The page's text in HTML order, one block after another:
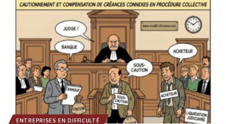
ENTREPRISES EN DIFFICULTÉ